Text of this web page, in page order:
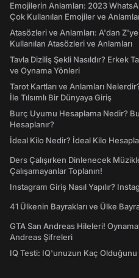
Emojilerin Anlamları: 2023
Çok Kullanılan Emojiler ve
Atasözleri ve Anlamları: A'dan
Kullanılan Atasözleri ve Anlamları
Tavla Diziliş Şekli Nasıldır? Erkek
ve Oynama Yönleri
Tarot Kartları ve Anlamları
İle Tılsımlı Bir Dünyaya Giriş
Burç Uyumu Hesaplama Nedir?
Hesaplanır?
İdeal Kilo Nedir? İdeal Kilo
Ders Çalışırken Dinlenecek
Çalışamayanlar Toplanın!
Instagram Giriş Nasıl Yapılır?
41 Ülkenin Bayrakları ve Ülke
GTA San Andreas Hileleri!
Andreas Şifreleri
IQ Testi: IQ'unuzun Kaç